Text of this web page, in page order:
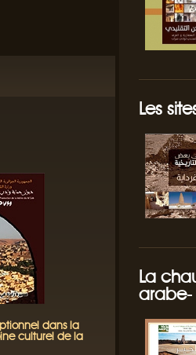
dans la
culturel de la
Les
La
arabe-